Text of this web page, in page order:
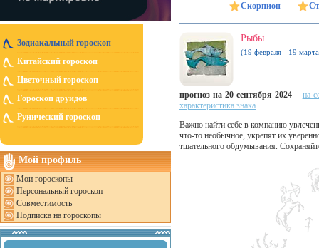
Зодиакальный гороскоп
Китайский гороскоп
Цветочный гороскоп
Гороскоп друидов
Рунический гороскоп
Мой профиль
Мои гороскопы
Персональный гороскоп
Совместимость
Подписка на гороскопы
Скорпион
Рыбы
(19 февраля - 19
прогноз на 20 сентября 2024
на
характеристика знака
Важно найти себе в компанию
что-то необычное, укрепят их
тщательного обдумывания.